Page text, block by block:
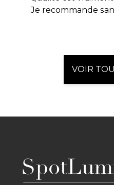
Je recommande
VOIR